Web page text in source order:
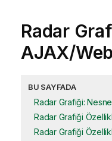
Radar
AJAX/
BU SAYFADA
Radar Grafiği:
Radar Grafiği
Radar Grafiği